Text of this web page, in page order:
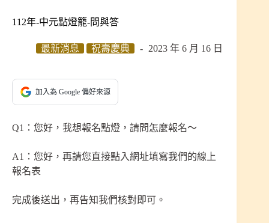
112年-中元點燈籠-問與答
最新消息 祝壽慶典 2023 年 6 月 16 日
加入為 Google 偏好來源
Q1：您好，我想報名點燈，請問怎麼報名～
A1：您好，再請您直接點入網址填寫我們的線上
報名表
完成後送出，再告知我們核對即可。